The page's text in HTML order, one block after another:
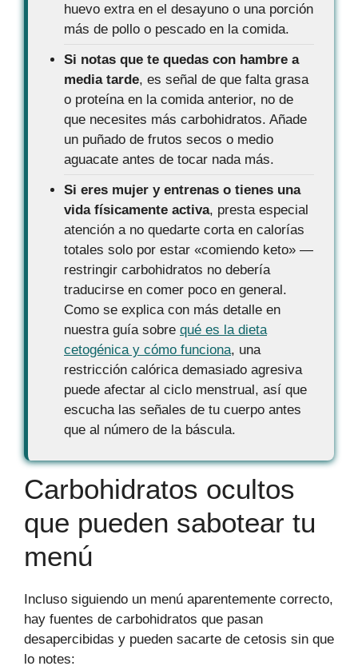
huevo extra en el desayuno o una porción
más de pollo o pescado en la comida.
Si notas que te quedas con hambre a
media tarde, es señal de que falta grasa
o proteína en la comida anterior, no de
que necesites más carbohidratos. Añade
un puñado de frutos secos o medio
aguacate antes de tocar nada más.
Si eres mujer y entrenas o tienes una
vida físicamente activa, presta especial
atención a no quedarte corta en calorías
totales solo por estar «comiendo keto» —
restringir carbohidratos no debería
traducirse en comer poco en general.
Como se explica con más detalle en
nuestra guía sobre qué es la dieta
cetogénica y cómo funciona, una
restricción calórica demasiado agresiva
puede afectar al ciclo menstrual, así que
escucha las señales de tu cuerpo antes
que al número de la báscula.
Carbohidratos ocultos
que pueden sabotear tu
menú
Incluso siguiendo un menú aparentemente correcto,
hay fuentes de carbohidratos que pasan
desapercibidas y pueden sacarte de cetosis sin que
lo notes: